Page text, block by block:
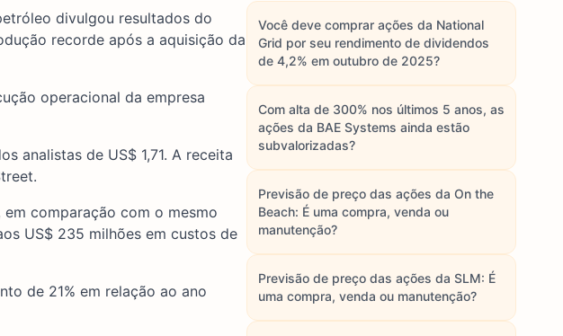
divulgou resultados do
recorde após a aquisição da
operacional da empresa
analistas de US$ 1,71. A receita
comparação com o mesmo
US$ 235 milhões em custos de
de 21% em relação ao ano
Você deve comprar ações da National
Grid por seu rendimento de dividendos
de 4,2% em outubro de 2025?
Com alta de 300% nos últimos 5 anos, as
ações da BAE Systems ainda estão
subvalorizadas?
Previsão de preço das ações da On the
Beach: É uma compra, venda ou
manutenção?
Previsão de preço das ações da SLM: É
uma compra, venda ou manutenção?